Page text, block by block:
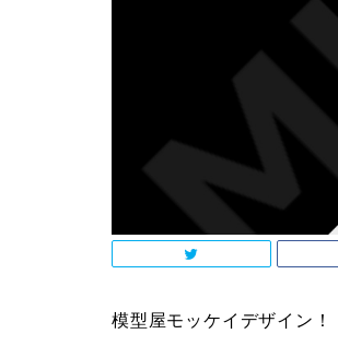
模型屋モッケイデザイン！